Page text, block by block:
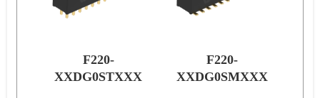
F220-
XXDG0SMXXX
F220-
XXDG0STXXX